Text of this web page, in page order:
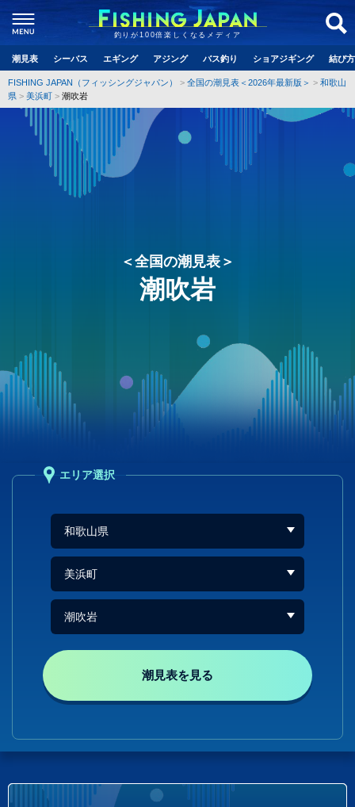
釣りが100倍楽しくなるメディア
潮見表 シーバス エギング アジング バス釣り ショアジギング 結び
FISHING JAPAN（フィッシングジャパン） 全国の潮見表＜2026年最新版＞
和歌山
県
美浜町 潮吹岩
＜全国の潮見表＞
潮吹岩
エリア選択
潮見表を見る